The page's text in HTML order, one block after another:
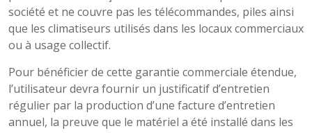
société et ne couvre pas les télécommandes, piles ainsi
que les climatiseurs utilisés dans les locaux commerciaux
ou à usage collectif.
Pour bénéficier de cette garantie commerciale étendue,
l’utilisateur devra fournir un justificatif d’entretien
régulier par la production d’une facture d’entretien
annuel, la preuve que le matériel a été installé dans les